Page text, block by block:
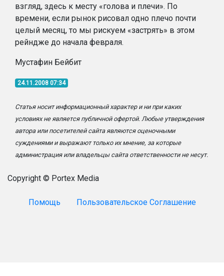
взгляд, здесь к месту «голова и плечи». По
времени, если рынок рисовал одно плечо почти
целый месяц, то мы рискуем «застрять» в этом
рейндже до начала февраля.
Мустафин Бейбит
24.11.2008 07:34
Статья носит информационный характер и ни при каких
условиях не является публичной офертой. Любые утверждения
автора или посетителей сайта являются оценочными
суждениями и выражают только их мнение, за которые
администрация или владельцы сайта ответственности не несут.
Copyright © Portex Media
Помощь Пользовательское Соглашение